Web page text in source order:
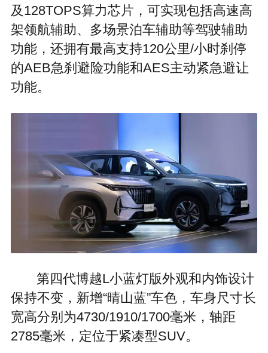
及128TOPS算力芯片，可实现包括高速高
架领航辅助、多场景泊车辅助等驾驶辅助
功能，还拥有最高支持120公里/小时刹停
的AEB急刹避险功能和AES主动紧急避让
功能。
第四代博越L小蓝灯版外观和内饰设计
保持不变，新增“晴山蓝”车色，车身尺寸长
宽高分别为4730/1910/1700毫米，轴距
2785毫米，定位于紧凑型SUV。